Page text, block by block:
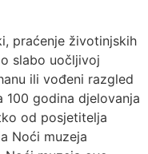
praćenje životinjskih
slabo uočljivoj
ili vođeni razgled
100 godina djelovanja
od posjetitelja
Noći muzeja